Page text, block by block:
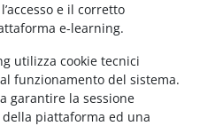
e il corretto
e-learning.
utilizza cookie tecnici
funzionamento del sistema.
garantire la sessione
della piattaforma ed una